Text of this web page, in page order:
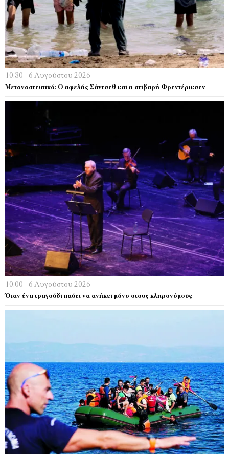
10:30 - 6 Αυγούστου 2026
Μεταναστευτικό: Ο αφελής Σάντσεθ και η στιβαρή Φρεντέρικσεν
10:00 - 6 Αυγούστου 2026
Όταν ένα τραγούδι παύει να ανήκει μόνο στους κληρονόμους